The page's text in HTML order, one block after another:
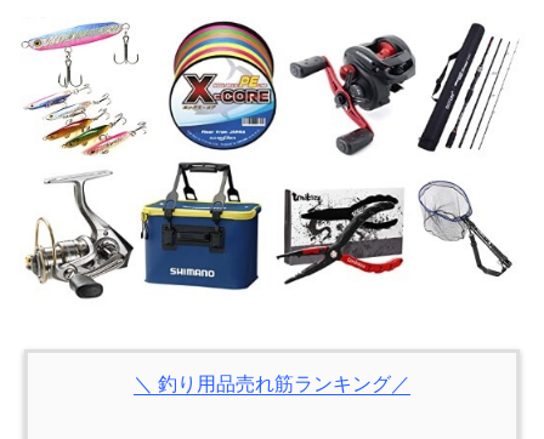
＼ 釣り用品売れ筋ランキング／